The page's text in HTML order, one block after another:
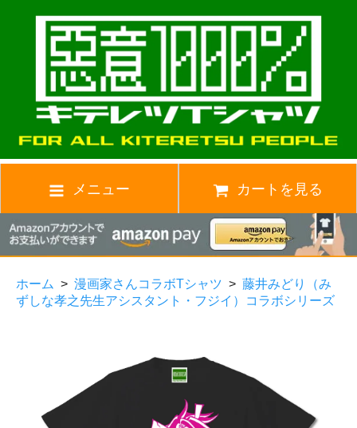
メニュー カートを見る
ホーム > 漫画家さんコラボTシャツ > 藤井みどり（み
ずしな孝之先生アシスタント・フジイ）コラボシリーズ